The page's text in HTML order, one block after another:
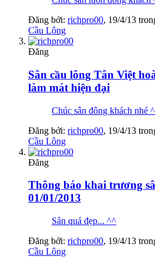
Đăng bởi: richpro00, 19/4/13
Cầu Lông
Đăng
Sân cầu lông Tân Việt
làm mát hiện đại
Chúc sân đông khách nhé
Đăng bởi: richpro00, 19/4/13
Cầu Lông
Đăng
Thông báo khai trương
01/01/2013
Sân quá đẹp... ^^
Đăng bởi: richpro00, 19/4/13
Cầu Lông